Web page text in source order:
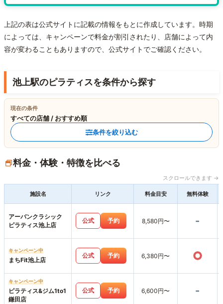
上記の表は公式サイトに記載の情報をもとに作成しています。時期
によっては、キャンペーンで料金が割引されたり、店舗によって内
容が変わることもありますので、公式サイトでご確認ください。
池上駅のピラティスを条件から探す
現在の条件
すべての店舗 / おすすめ順
条件を絞り込む
料金・体験・特徴を比べる
スクロールできます →
施設名 リンク 料金目安 無料体験
アーバンクラシック
ピラティス池上店
公式 予約 8,580円〜 -
キャンペーン中
まちFit池上店
公式 予約 6,380円〜 ○
キャンペーン中
ピラティス&ジム1to1
鎌田店
公式 予約 6,600円〜 -